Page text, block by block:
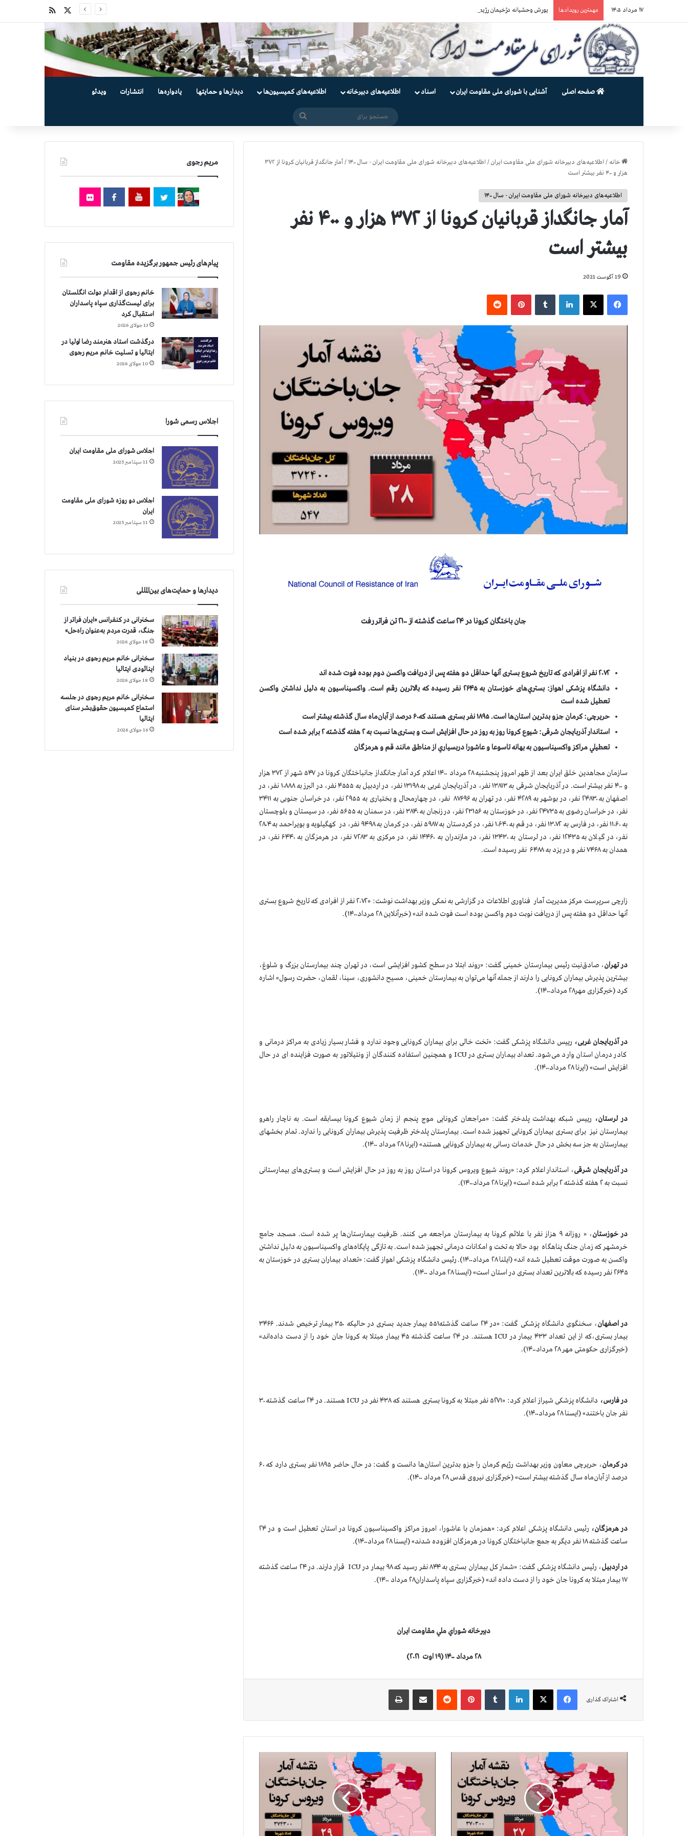
۱۷ مرداد ۱۴۰۵ مهمترین رویدادها یورش وحشیانه دژخیمان رژیم آخوندی به بند ۷ زندان اوین و ضرب‌وجرح زندانیان سیاسی
صفحه اصلی آشنایی با شورای ملی مقاومت ایران اسناد اطلاعیه‌های دبیرخانه اطلاعیه‌های کمیسیون‌‌ها دیدارها و حمایتها یادواره‌ها انتشارات ویدئو
خانه / اطلاعیه‌های دبیرخانه شورای ملی مقاومت ایران/ اطلاعیه‌های دبیرخانه شورای ملی مقاومت ایران - سال ۱۴۰۰ /
آمار جانگداز قربانيان كرونا از ۳۷۲
هزار و ۴۰۰ نفر بيشتر است
اطلاعیه‌های دبیرخانه شورای ملی مقاومت ایران - سال ۱۴۰۰
آمار جانگداز قربانيان كرونا از ۳۷۲ هزار و ۴۰۰ نفر
بيشتر است
19 آگوست 2021
فیس بوک X ‫پین‌ترست
جان باختگان کرونا در ۲۴ ساعت گذشته از ۲۱۰۰ تن فراتر رفت
۲۰۷۲ نفر از افرادی که تاریخ شروع بستری آنها حداقل دو هفته پس از دریافت واکسن دوم بوده فوت شده اند
دانشگاه پزشکی اهواز: بستري‌های خوزستان به ۲۶۴۵ نفر رسیده که بالاترین رقم است. واکسیناسیون به دلیل نداشتن واکسن
تعطیل شده است
حریرچی: کرمان جزو بدترین استان‌ها است. ۱۸۹۵ نفر بستری هستند که۶۰ درصد از آبان‌ماه سال گذشته بیشتر است
استاندار آذربایجان شرقی: شیوع کرونا روز به روز در حال افزایش است و بستری‌ها نسبت به ۲ هفته گذشته ۲ برابر شده است
تعطيلي مراكز واكسيناسيون به بهانه تاسوعا و عاشورا دربسياري از مناطق مانند قم و هرمزگان
سازمان مجاهدين خلق ايران بعد از ظهر امروز پنجشنبه ۲۸ مرداد ۱۴۰۰ اعلام كرد آمار جانگداز جانباختگان كرونا در ۵۴۷ شهر از ۳۷۲ هزار
و ۴۰۰ نفر بيشتر است. در آذربایجان شرقی به ۱۳۸۱۳ نفر، در آذربایجان غربی به ۱۳۱۹۸ نفر، در اردبیل به ۴۵۵۵ نفر، در البرز به ۱۰۸۸۸ نفر، در
اصفهان به ۲۴۸۳۰ نفر، در بوشهر به ۴۲۸۹ نفر، در تهران به ۸۷۶۹۶ نفر، در چهارمحال و بختیاری به ۲۹۵۵ نفر، در خراسان جنوبی به ۳۴۱۱
نفر، در خراسان رضوی به ۲۴۷۳۵ نفر، در خوزستان به ۲۳۱۵۶ نفر، در زنجان به ۳۸۴۰ نفر، در سمنان به ۵۶۵۵ نفر، در سیستان و بلوچستان
به ۱۱۰۶۰ نفر، در فارس به ۱۳۰۷۲ نفر، در قم به ۱۰۶۴۰ نفر، در کردستان به ۵۹۸۷ نفر، در کرمان به ۹۴۹۸ نفر، در کهگیلویه و بویراحمد به ۲۸۰۴
نفر، در گیلان به ۱۲۴۳۵ نفر، در لرستان به ۱۳۴۳۰ نفر، در مازندران به ۱۴۴۶۰ نفر، در مرکزی به ۷۲۸۳ نفر، در هرمزگان به ۶۴۴۰ نفر، در
همدان به ۷۴۶۸ نفر و در یزد به ۶۴۸۸ نفر رسیده است.
زارچی سرپرست مرکز مدیریت آمار فناوری اطلاعات در گزارشی به نمکی وزیر بهداشت نوشت: «۲۰۷۲ نفر از افرادی که تاریخ شروع بستری
آنها حداقل دو هفته پس از دریافت نوبت دوم واکسن بوده است فوت شده اند» (خبرآنلاین ۲۸ مرداد۱۴۰۰).
در تهران، صادق‌نیت رئیس بیمارستان خمینی گفت: «روند ابتلا در سطح کشور افزایشی است، در تهران چند بیمارستان بزرگ و شلوغ،
بیشترین پذیرش بیماران کرونایی را دارند از جمله آنها می‌توان به بیمارستان خمینی، مسیح دانشوری، سینا، لقمان، حضرت رسول» اشاره
كرد (خبرگزاری مهر۲۸ مرداد۱۴۰۰).
در آذربایجان غربی، رییس دانشگاه پزشکی گفت: «تخت خالی برای بیماران کرونایی وجود ندارد و فشار بسیار زیادی به مراکز درمانی و
کادر درمان استان وارد می‌شود. تعداد بیماران بستری در ICU و همچنین استفاده کنندگان از ونتیلاتور به صورت فزاینده ای در حال
افزایش است» (ایرنا ۲۸ مرداد۱۴۰۰).
در لرستان، رییس شبکه بهداشت پلدختر گفت: «مراجعان کرونایی موج پنجم از زمان شیوع کرونا بیسابقه است. به ناچار راهرو
بیمارستان نیز برای بستری بیماران کرونایی تجهیز شده است. بیمارستان پلدختر ظرفیت پذیرش بیماران کرونایی را ندارد. تمام بخشهای
بیمارستان به جز سه بخش در حال خدمات رسانی به بیماران کرونایی هستند» (ایرنا ۲۸ مرداد ۱۴۰۰).
در آذربایجان شرقی، استاندار اعلام کرد: «روند شیوع ویروس کرونا در استان روز به روز در حال افزایش است و بستری‌های بیمارستانی
نسبت به ۲ هفته گذشته ۲ برابر شده است» (ایرنا ۲۸ مرداد۱۴۰۰).
در خوزستان
، « روزانه ۹ هزاز نفر با علائم کرونا به بیمارستان‌ مراجعه می کنند. ظرفیت بیمارستان‌ها پر شده است. مسجد جامع
خرمشهر که زمان جنگ پناهگاه بود حالا به تخت و امکانات درمانی تجهیز شده است. به تازگی پایگاه‌های واکسیناسیون به دلیل نداشتن
واکسن به صورت موقت تعطیل شده اند» (ایلنا ۲۸ مرداد۱۴۰۰). رئیس دانشگاه پزشکی اهواز گفت: «تعداد بیماران بستری در خوزستان به
۲۶۴۵ نفر رسیده كه بالاترین تعداد بستری در استان است» (ایسنا ۲۸ مرداد ۱۴۰۰).
در اصفهان
، سخنگوی دانشگاه پزشکی گفت: «در ۲۴ ساعت گذشته۵۵۱ بیمار جدید بستری در حالیکه ۳۵۰ بیمار ترخیص شدند. ۳۴۶۶
بیمار بستری،که از این تعداد ۴۳۳ بیمار در ICU هستند. در ۲۴ ساعت گذشته ۴۵ بیمار مبتلا به کرونا جان خود را از دست داده‌اند»
(خبرگزاری حکومتی مهر ۲۸ مرداد۱۴۰۰).
در فارس،
دانشگاه پزشکی شیراز اعلام کرد: «۵۲۷۱ نفر مبتلا به کرونا بستری هستند که ۴۳۸ نفر در ICU هستند. در ۲۴ ساعت گذشته ۳۰
نفر جان باختند» (ایسنا ۲۸ مرداد۱۴۰۰).
در کرمان
، حریرچی معاون وزیر بهداشت رژیم کرمان را جزو بدترین استان‌ها دانست و گفت: در حال حاضر ۱۸۹۵ نفر بستری دارد که ۶۰
درصد از آبان‌ماه سال گذشته بیشتر است» (خبرگزاری نیروی قدس ۲۸ مرداد ۱۴۰۰).
در هرمزگان،
رئیس دانشگاه پزشکی اعلام کرد: «همزمان با عاشورا، امروز مراکز واکسیناسیون کرونا در استان تعطیل است و در ۲۴
ساعت گذشته ۱۸ نفر دیگر به جمع جانباختگان کرونا در هرمزگان افزوده شدند» (ایسنا ۲۸ مرداد۱۴۰۰).
در اردبیل
، رئیس دانشگاه پزشکی گفت: «شمار کل بیماران بستری به ۸۴۴ نفر رسید که ۹۸ بیمار در ICU قرار دارند. در ۲۴ ساعت گذشته
۱۷ بیمار مبتلا به کرونا جان خود را از دست داده اند» (خبرگزاری سپاه پاسداران۲۸ مرداد ۱۴۰۰).
دبيرخانه شوراي ملي مقاومت ايران
۲۸ مرداد ۱۴۰۰ (۱۹ اوت ۲۰۲۱ )
اشتراک گذاری
فیس بوک X ‫پین‌ترست ‫رددیت
مریم رجوی
پیام‌های رئیس جمهور برگزیده مقاومت
خانم رجوی از اقدام دولت انگلستان
برای لیست‌گذاری سپاه پاسداران
استقبال کرد
13 جولای 2026
درگذشت استاد هنرمند رضا اولیا در
ایتالیا و تسلیت خانم مریم رجوی
10 جولای 2026
اجلاس رسمی شورا
اجلاس شورای ملی مقاومت ایران
11 سپتامبر 2025
اجلاس دو روزه شورای ملی مقاومت
ایران
11 سپتامبر 2025
دیدارها و حمایت‌های بین‌المللی
سخنرانی در کنفرانس «ایران فراتر از
جنگ، قدرت مردم به‌عنوان راه‌حل»
18 جولای 2026
سخنرانی خانم مریم رجوی در بنیاد
اینائودی ایتالیا
18 جولای 2026
سخنرانی خانم مریم رجوی در جلسه
استماع کمیسیون حقوق‌بشر سنای
ایتالیا
16 جولای 2026